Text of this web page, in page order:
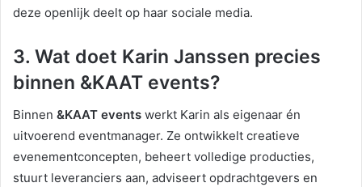
deze openlijk deelt op haar sociale media.
3. Wat doet Karin Janssen precies
binnen &KAAT events?
Binnen &KAAT events werkt Karin als eigenaar én
uitvoerend eventmanager. Ze ontwikkelt creatieve
evenementconcepten, beheert volledige producties,
stuurt leveranciers aan, adviseert opdrachtgevers en